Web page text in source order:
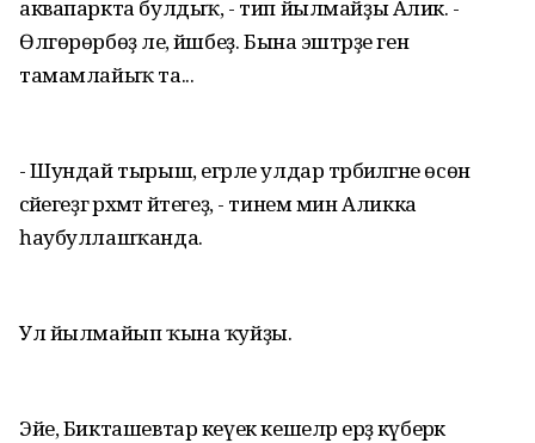
аквапаркта булдыҡ, - тип йылмайҙы Алик. -
Өлгөрөрбөҙ әле, йәшбеҙ. Бына эштәрҙе генә
тамамлайыҡ та...
- Шундай тырыш, егәрле улдар тәрбиәләгәне өсөн
әсәйегеҙгә рәхмәтә әйтегеҙ, - тинем мин Аликка
һаубуллашҡанда.
Ул йылмайып ҡына ҡуйҙы.
Эйе, Бикташевтар кеүек кешеләр ерҙә күберәк